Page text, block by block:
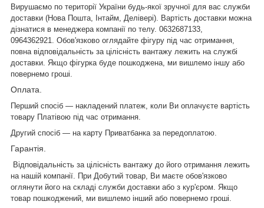
Вирушаємо по території України будь-якої зручної для вас служби
доставки (Нова Пошта,
Інтайм , Делівері). Вартість доставки можна
дізнатися в менеджера компанії по телу. 0632687133,
0964362921. Обов'язково оглядайте фігуру під час отримання,
повна відповідальність за цілісність вантажу лежить на службі
доставки. Якщо фігурка буде пошкоджена, ми вишлемо іншу або
повернемо гроші.
Оплата.
Перший спосіб — накладений платеж, коли Ви оплачуєте вартість
товару Платівою під час отримання.
Другий спосіб — на карту Приватбанка за передоплатою.
Гарантія.
Відповідальність за цілісність вантажу до його отримання лежить
на нашій компанії. При Добутий товар, Ви маєте обов'язково
оглянути його на складі служби доставки або з кур'єром. Якщо
товар пошкоджений, ми вишлемо інший або повернемо гроші.